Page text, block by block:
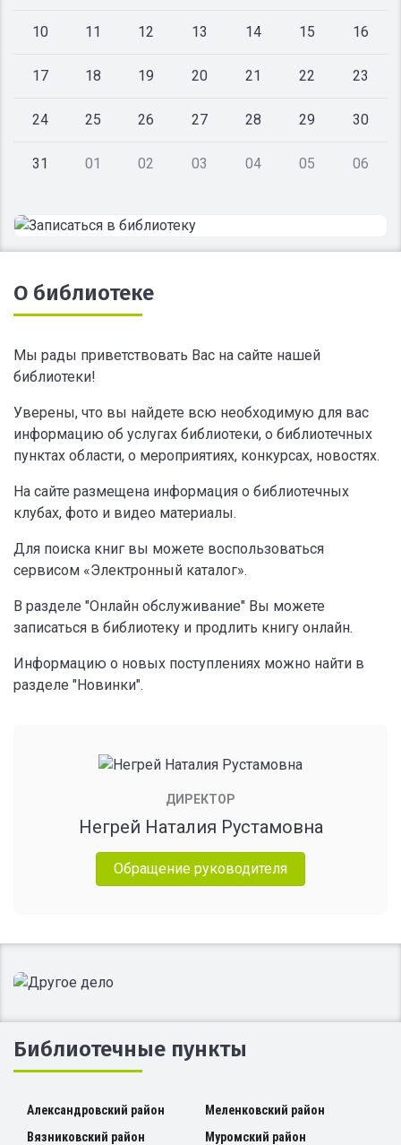
10 11 12 13 14 15 16
17 18 19 20 21 22 23
24 25 26 27 28 29 30
31 01 02 03 04 05 06
О библиотеке
Мы рады приветствовать Вас на сайте нашей
библиотеки!
Уверены, что вы найдете всю необходимую для вас
информацию об услугах библиотеки, о библиотечных
пунктах области, о мероприятиях, конкурсах, новостях.
На сайте размещена информация о библиотечных
клубах, фото и видео материалы.
Для поиска книг вы можете воспользоваться
сервисом «Электронный каталог».
В разделе "Онлайн обслуживание" Вы можете
записаться в библиотеку и продлить книгу онлайн.
Информацию о новых поступлениях можно найти в
разделе "Новинки".
ДИРЕКТОР
Негрей Наталия Рустамовна
Обращение руководителя
Библиотечные пункты
Александровский район
Вязниковский район
Меленковский район
Муромский район